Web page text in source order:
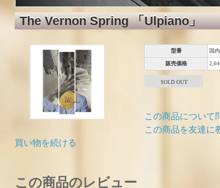
The Vernon Spring 「Ulpiano」
型番 国
販売価格
SOLD OUT
この商品について
この商品を友達に
買い物を続ける
この商品のレビュー